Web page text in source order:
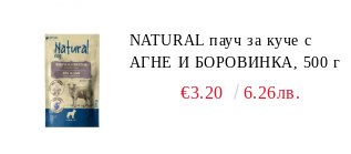
NATURAL пауч за куче с
АГНЕ И БОРОВИНКА, 500 г
€3.20 6.26лв.